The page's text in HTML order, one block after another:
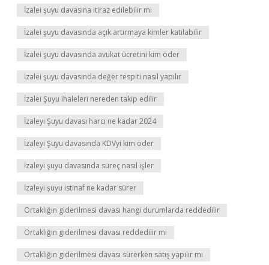
İzalei şuyu davasına itiraz edilebilir mi
İzalei şuyu davasında açık artırmaya kimler katılabilir
İzalei şuyu davasında avukat ücretini kim öder
İzalei şuyu davasında değer tespiti nasıl yapılır
İzalei Şuyu ihaleleri nereden takip edilir
İzaleyi Şuyu davası harcı ne kadar 2024
İzaleyi Şuyu davasında KDVyi kim öder
İzaleyi şuyu davasında süreç nasıl işler
İzaleyi şuyu istinaf ne kadar sürer
Ortaklığın giderilmesi davası hangi durumlarda reddedilir
Ortaklığın giderilmesi davası reddedilir mi
Ortaklığın giderilmesi davası sürerken satış yapılır mı